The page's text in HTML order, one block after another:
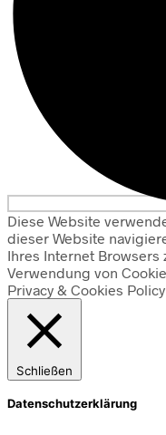
Diese Website
dieser Website
Ihres Internet Browsers
Verwendung von
Privacy & Cookies Policy
Schließen
Datenschutzerklärung